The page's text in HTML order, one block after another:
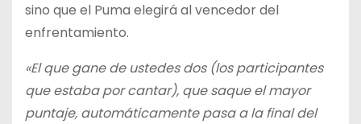
sino que el Puma elegirá al vencedor del
enfrentamiento.
«El que gane de ustedes dos (los participantes
que estaba por cantar), que saque el mayor
puntaje, automáticamente pasa a la final del